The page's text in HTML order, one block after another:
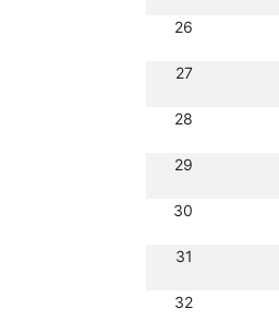
26
27
28
29
30
31
32